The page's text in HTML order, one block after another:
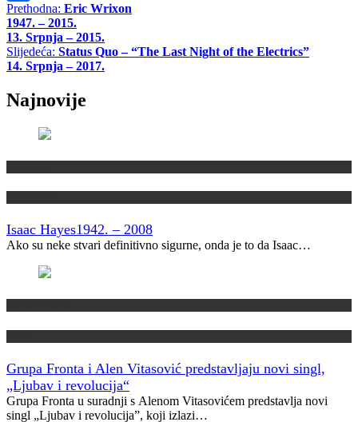
Share
Prethodna: Eric Wrixon
1947. – 2015.
13. Srpnja – 2015.
Slijedeća: Status Quo – “The Last Night of the Electrics”
14. Srpnja – 2017.
Najnovije
Isaac Hayes1942. – 2008
Ako su neke stvari definitivno sigurne, onda je to da Isaac…
Grupa Fronta i Alen Vitasović predstavljaju novi singl,
„Ljubav i revolucija“
Grupa Fronta u suradnji s Alenom Vitasovićem predstavlja novi
singl „Ljubav i revolucija”, koji izlazi…